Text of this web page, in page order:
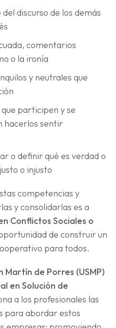
discurso de los demás
comentarios
o la ironía
y neutrales que
participen y se
hacerlos sentir
o definir qué es verdad o
o injusto
competencias y
y consolidarlas es a
Conflictos Sociales o
de construir un
para todos.
Martín de Porres (USMP)
en Solución de
a los profesionales las
para abordar estos